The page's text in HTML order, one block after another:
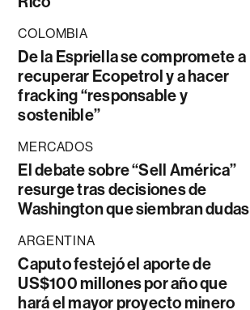
COLOMBIA
De la Espriella se compromete a
recuperar Ecopetrol y a hacer
fracking “responsable y
sostenible”
MERCADOS
El debate sobre “Sell América”
resurge tras decisiones de
Washington que siembran dudas
ARGENTINA
Caputo festejó el aporte de
US$100 millones por año que
hará el mayor proyecto minero